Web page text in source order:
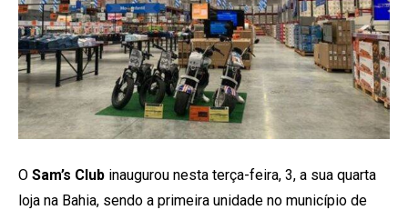
O Sam’s Club inaugurou nesta terça-feira, 3, a sua quarta
loja na Bahia, sendo a primeira unidade no município de